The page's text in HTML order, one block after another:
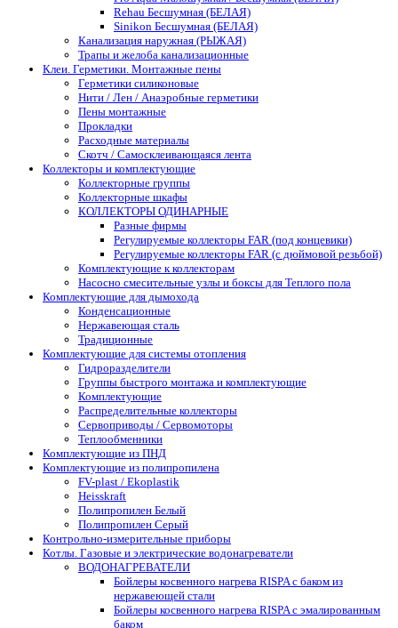
Rehau Бесшумная (БЕЛАЯ)
Sinikon Бесшумная (БЕЛАЯ)
Канализация наружная (РЫЖАЯ)
Трапы и желоба канализационные
Клеи. Герметики. Монтажные пены
Герметики силиконовые
Нити / Лен / Анаэробные герметики
Пены монтажные
Прокладки
Расходные материалы
Скотч / Самосклеивающаяся лента
Коллекторы и комплектующие
Коллекторные группы
Коллекторные шкафы
КОЛЛЕКТОРЫ ОДИНАРНЫЕ
Разные фирмы
Регулируемые коллекторы FAR (под концевики)
Регулируемые коллекторы FAR (с дюймовой резьбой)
Комплектующие к коллекторам
Насосно смесительные узлы и боксы для Теплого пола
Комплектующие для дымохода
Конденсационные
Нержавеющая сталь
Традиционные
Комплектующие для системы отопления
Гидроразделители
Группы быстрого монтажа и комплектующие
Комплектующие
Распределительные коллекторы
Сервоприводы / Сервомоторы
Теплообменники
Комплектующие из ПНД
Комплектующие из полипропилена
FV-plast / Ekoplastik
Heisskraft
Полипропилен Белый
Полипропилен Серый
Контрольно-измерительные приборы
Котлы. Газовые и электрические водонагреватели
ВОДОНАГРЕВАТЕЛИ
Бойлеры косвенного нагрева RISPA с баком из
нержавеющей стали
Бойлеры косвенного нагрева RISPA с эмалированным
баком